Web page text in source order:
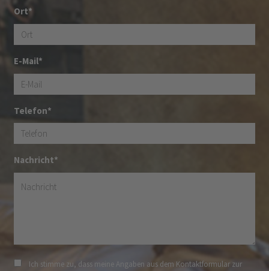
Ort*
E-Mail*
Telefon*
Nachricht*
Ich stimme zu, dass meine Angaben aus dem Kontaktformular zur